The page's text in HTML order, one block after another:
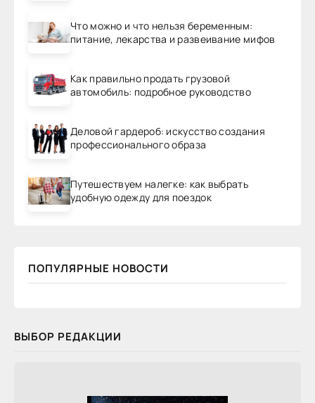
Что можно и что нельзя беременным:
питание, лекарства и развеивание мифов
Как правильно продать грузовой
автомобиль: подробное руководство
Деловой гардероб: искусство создания
профессионального образа
Путешествуем налегке: как выбрать
удобную одежду для поездок
ПОПУЛЯРНЫЕ НОВОСТИ
ВЫБОР РЕДАКЦИИ